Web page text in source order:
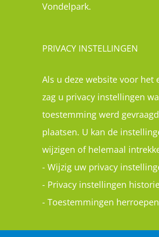
Vondelpark.
PRIVACY INSTELLINGEN
Als u deze website voor het
zag u privacy instellingen
toestemming werd
plaatsen. U kan de
wijzigen of helemaal
- Wijzig uw privacy
- Privacy instellingen
- Toestemmingen herroepen